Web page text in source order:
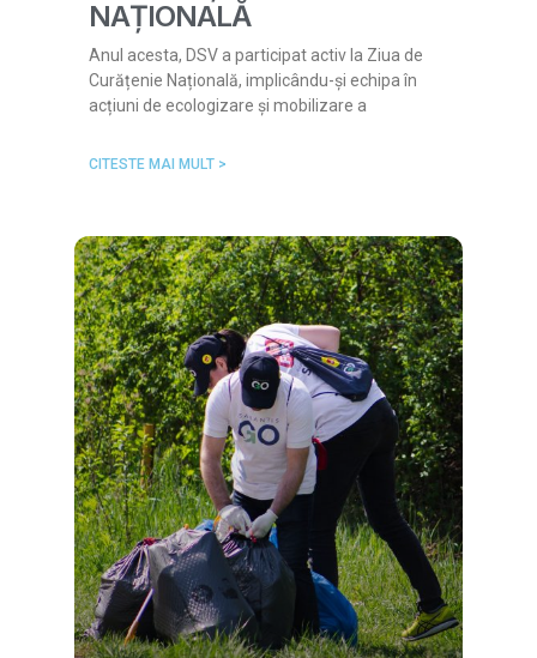
NAȚIONALĂ
Anul acesta, DSV a participat activ la Ziua de
Curățenie Națională, implicându-și echipa în
acțiuni de ecologizare și mobilizare a
CITESTE MAI MULT >